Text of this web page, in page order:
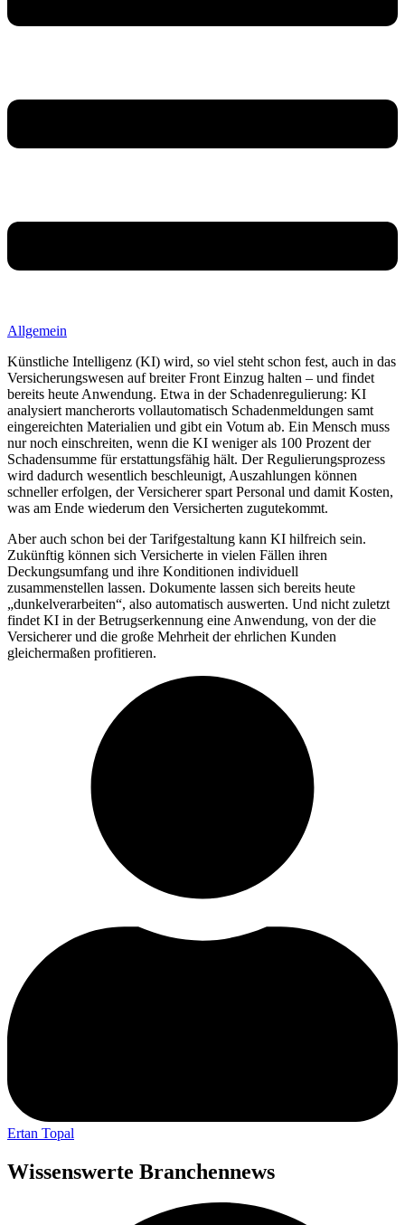
Allgemein
Künstliche Intelligenz (KI) wird, so viel steht schon fest, auch in das
Versicherungswesen auf breiter Front Einzug halten – und findet
bereits heute Anwendung. Etwa in der Schadenregulierung: KI
analysiert mancherorts vollautomatisch Schadenmeldungen samt
eingereichten Materialien und gibt ein Votum ab. Ein Mensch muss
nur noch einschreiten, wenn die KI weniger als 100 Prozent der
Schadensumme für erstattungsfähig hält. Der Regulierungsprozess
wird dadurch wesentlich beschleunigt, Auszahlungen können
schneller erfolgen, der Versicherer spart Personal und damit Kosten,
was am Ende wiederum den Versicherten zugutekommt.
Aber auch schon bei der Tarifgestaltung kann KI hilfreich sein.
Zukünftig können sich Versicherte in vielen Fällen ihren
Deckungsumfang und ihre Konditionen individuell
zusammenstellen lassen. Dokumente lassen sich bereits heute
„dunkelverarbeiten“, also automatisch auswerten. Und nicht zuletzt
findet KI in der Betrugserkennung eine Anwendung, von der die
Versicherer und die große Mehrheit der ehrlichen Kunden
gleichermaßen profitieren.
Ertan Topal
Wissenswerte Branchennews